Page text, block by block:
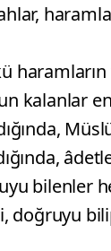
kalanlar
bilenler
doğruyu